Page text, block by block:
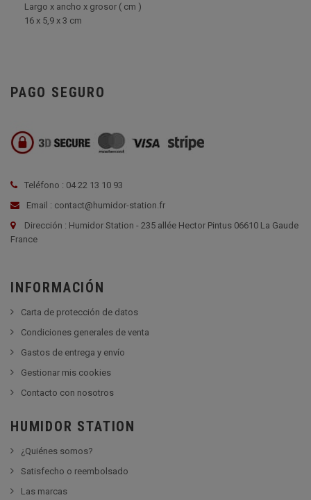
Largo x ancho x grosor ( cm )
16 x 5,9 x 3 cm
PAGO SEGURO
Teléfono : 04 22 13 10 93
Email : contact@humidor-station.fr
Dirección : Humidor Station - 235 allée Hector Pintus 06610 La Gaude
France
INFORMACIÓN
Carta de protección de datos
Condiciones generales de venta
Gastos de entrega y envío
Gestionar mis cookies
Contacto con nosotros
HUMIDOR STATION
¿Quiénes somos?
Satisfecho o reembolsado
Las marcas